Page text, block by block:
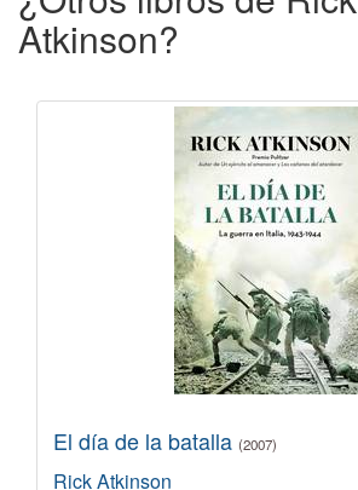
Atkinson?
El día de la batalla (2007)
Rick Atkinson